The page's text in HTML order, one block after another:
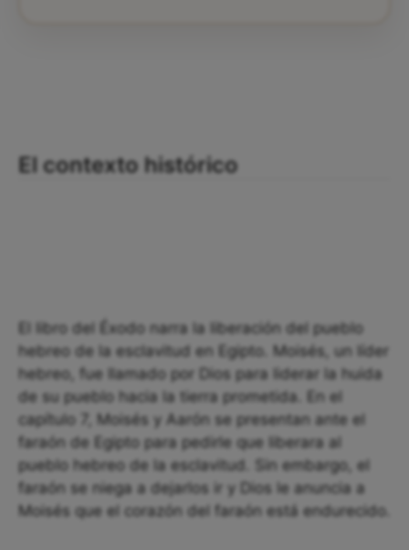
El contexto histórico
El libro del Éxodo narra la liberación del pueblo
hebreo de la esclavitud en Egipto. Moisés, un líder
hebreo, fue llamado por Dios para liderar la huida
de su pueblo hacia la tierra prometida. En el
capítulo 7, Moisés y Aarón se presentan ante el
faraón de Egipto para pedirle que liberara al
pueblo hebreo de la esclavitud. Sin embargo, el
faraón se niega a dejarlos ir y Dios le anuncia a
Moisés que el corazón del faraón está endurecido.